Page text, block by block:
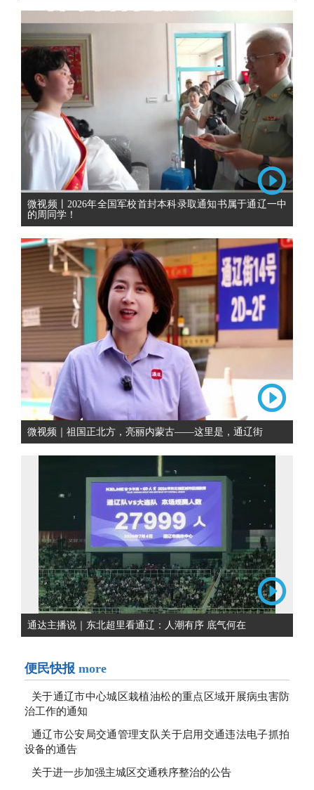
微视频丨2026年全国军校首封本科录取通知书属于通辽一中
的周同学！
微视频｜祖国正北方，亮丽内蒙古——这里是，通辽街
通达主播说｜东北超里看通辽：人潮有序 底气何在
便民快报 more
关于通辽市中心城区栽植油松的重点区域开展病虫害防
治工作的通知
通辽市公安局交通管理支队关于启用交通违法电子抓拍
设备的通告
关于进一步加强主城区交通秩序整治的公告